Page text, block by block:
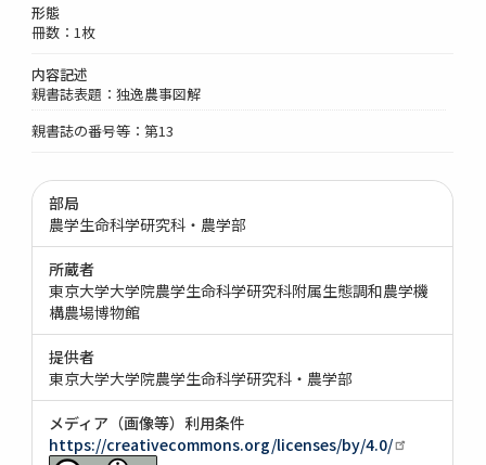
形態
冊数：1枚
内容記述
親書誌表題：独逸農事図解
親書誌の番号等：第13
部局
農学生命科学研究科・農学部
所蔵者
東京大学大学院農学生命科学研究科附属生態調和農学機
構農場博物館
提供者
東京大学大学院農学生命科学研究科・農学部
メディア（画像等）利用条件
https://creativecommons.org/licenses/by/4.0/